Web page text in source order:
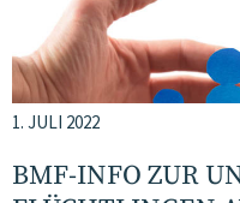
1. JULI 2022
BMF-INFO ZUR